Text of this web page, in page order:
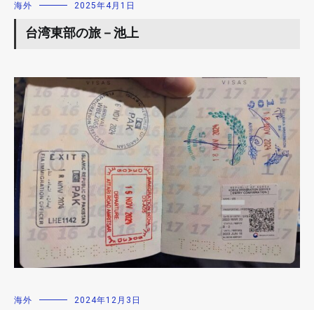
海外 2025年4月1日
台湾東部の旅－池上
海外 2024年12月3日